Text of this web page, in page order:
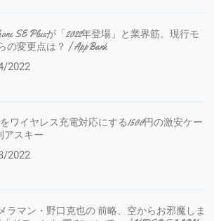
SE Plusが「2022年登場」と業界筋。現行モ
の変更点は？ | AppBank
2022
ワイヤレス充電対応にする1500円の激安ケー
アスキー
2022
ラマン・野口克也の 前略、空からお邪魔しま